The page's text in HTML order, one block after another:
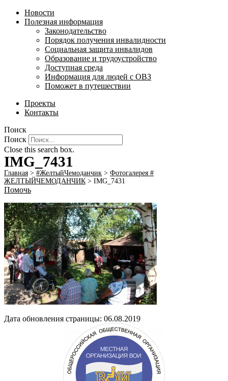
Новости
Полезная информация
Законодательство
Порядок получения инвалидности
Социальная защита инвалидов
Образование и трудоустройство
Доступная среда
Информация для людей с ОВЗ
Поможет в путешествии
Проекты
Контакты
Поиск
Поиск
Close this search box.
IMG_7431
Главная > #ЖелтыйЧемоданчик > Фотогалерея #
ЖЕЛТЫЙЧЕМОДАНЧИК> IMG_7431
Помочь
Дата обновления страницы: 06.08.2019